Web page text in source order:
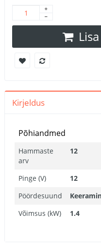
Kirjeldus
Põhiandmed
Hammaste
arv
12
Pinge (V)
12
Pöördesuund
Võimsus (kW)
1.4